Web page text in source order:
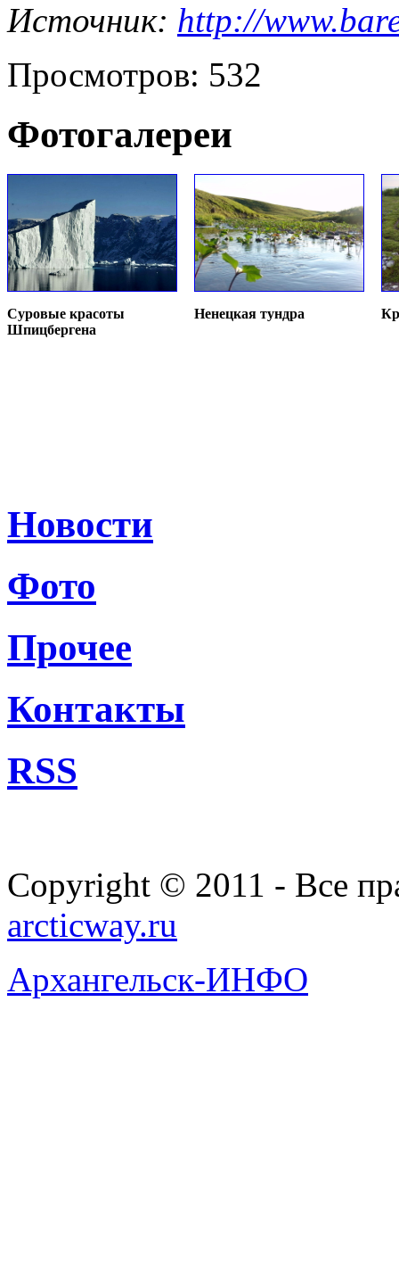
Источник: http://
Просмотров: 532
Фотогалереи
Суровые красоты
Шпицбергена
Ненецкая тундра
Новости
Фото
Прочее
Контакты
RSS
Copyright © 2011 - Все
arcticway.ru
Архангельск-ИНФО